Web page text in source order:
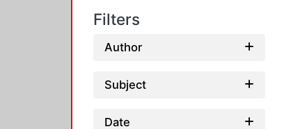
Filters
Author
Subject
Date